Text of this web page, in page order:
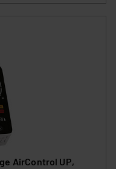
AirControl UP,